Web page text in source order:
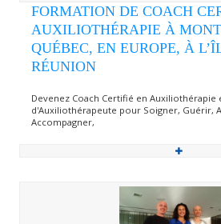
FORMATION DE COACH
AUXILIOTHÉRAPIE À
QUÉBEC, EN EUROPE, À
RÉUNION
Devenez Coach Certifié en Auxiliothérapie
d'Auxiliothérapeute pour Soigner, Guérir,
Accompagner,